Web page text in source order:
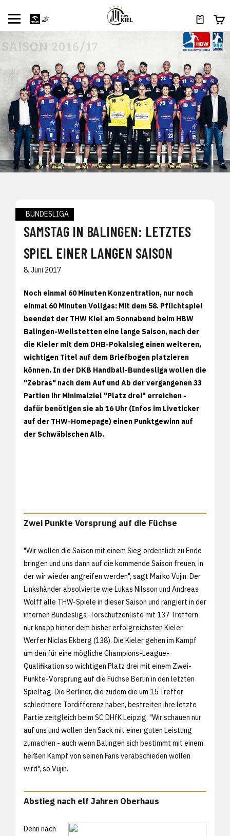
BUNDESLIGA
SAMSTAG IN BALINGEN: LETZTES
SPIEL EINER LANGEN SAISON
8. Juni 2017
Noch einmal 60 Minuten Konzentration, nur noch
einmal 60 Minuten Vollgas: Mit dem 58. Pflichtspiel
beendet der THW Kiel am Sonnabend beim HBW
Balingen-Weilstetten eine lange Saison, nach der
die Kieler mit dem DHB-Pokalsieg einen weiteren,
wichtigen Titel auf dem Briefbogen platzieren
können. In der DKB Handball-Bundesliga wollen die
"Zebras" nach dem Auf und Ab der vergangenen 33
Partien ihr Minimalziel "Platz drei" erreichen -
dafür benötigen sie ab 16 Uhr (Infos im Liveticker
auf der THW-Homepage) einen Punktgewinn auf
der Schwäbischen Alb.
Zwei Punkte Vorsprung auf die Füchse
"Wir wollen die Saison mit einem Sieg ordentlich zu Ende
bringen und uns dann auf die kommende Saison freuen, in
der wir wieder angreifen werden", sagt Marko Vujin. Der
Linkshänder absolvierte wie Lukas Nilsson und Andreas
Wolff alle THW-Spiele in dieser Saison und rangiert in der
internen Bundesliga-Torschützenliste mit 137 Treffern
nur knapp hinter dem bisher erfolgreichsten Kieler
Werfer Niclas Ekberg (138). Die Kieler gehen im Kampf
um den für eine mögliche Champions-League-
Qualifikation so wichtigen Platz drei mit einem Zwei-
Punkte-Vorsprung auf die Füchse Berlin in den letzten
Spieltag. Die Berliner, die zudem die um 15 Treffer
schlechtere Tordifferenz haben, bestreiten ihre letzte
Partie zeitgleich beim SC DHfK Leipzig. "Wir schauen nur
auf uns und wollen den Sack mit einer guten Leistung
zumachen - auch wenn Balingen sich bestimmt mit einem
heißen Kampf von seinen Fans verabschieden wollen
wird", so Vujin.
Abstieg nach elf Jahren Oberhaus
Denn nach